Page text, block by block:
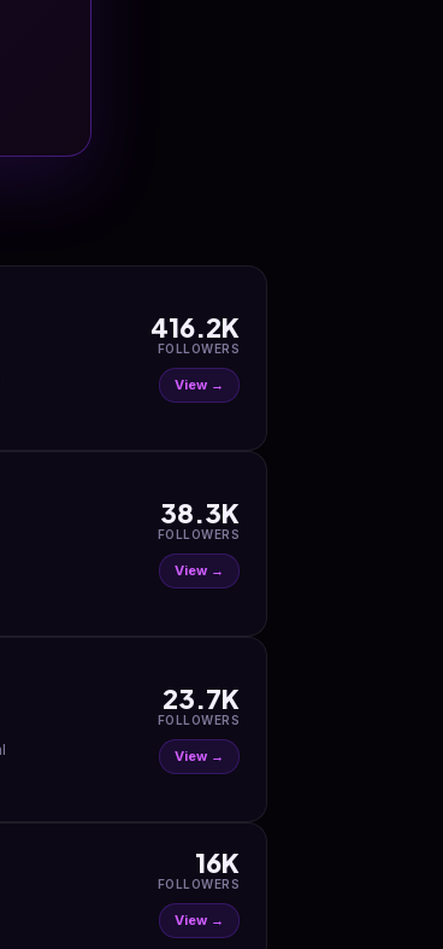
416.2K
FOLLOWERS
View →
38.3K
FOLLOWERS
View →
23.7K
FOLLOWERS
View →
16K
FOLLOWERS
View →